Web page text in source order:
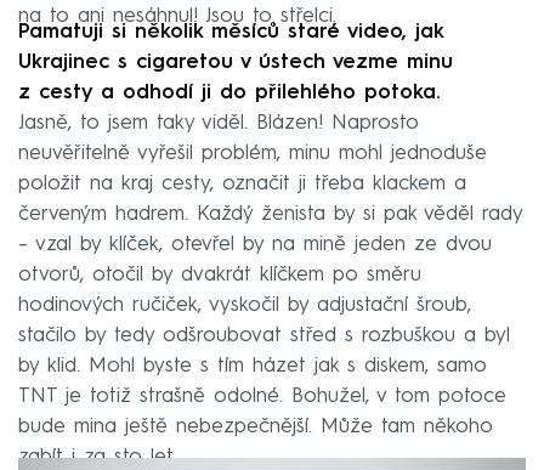
na to ani nesáhnul! Jsou to střelci.
Pamatuji si několik měsíců staré video, jak
Ukrajinec s cigaretou v ústech vezme minu
z cesty a odhodí ji do přilehlého potoka.
Jasně, to jsem taky viděl. Blázen! Naprosto
neuvěřitelně vyřešil problém, minu mohl jednoduše
položit na kraj cesty, označit ji třeba klackem a
červeným hadrem. Každý ženista by si pak věděl rady
– vzal by klíček, otevřel by na mině jeden ze dvou
otvorů, otočil by dvakrát klíčkem po směru
hodinových ručiček, vyskočil by adjustační šroub,
stačilo by tedy odšroubovat střed s rozbuškou a byl
by klid. Mohl byste s tím házet jak s diskem, samo
TNT je totiž strašně odolné. Bohužel, v tom potoce
bude mina ještě nebezpečnější. Může tam někoho
zabít i za sto let.